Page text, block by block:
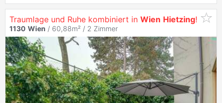
Traumlage und Ruhe kombiniert in Wien Hietzing!
1130 Wien / 60,88m² / 2 Zimmer